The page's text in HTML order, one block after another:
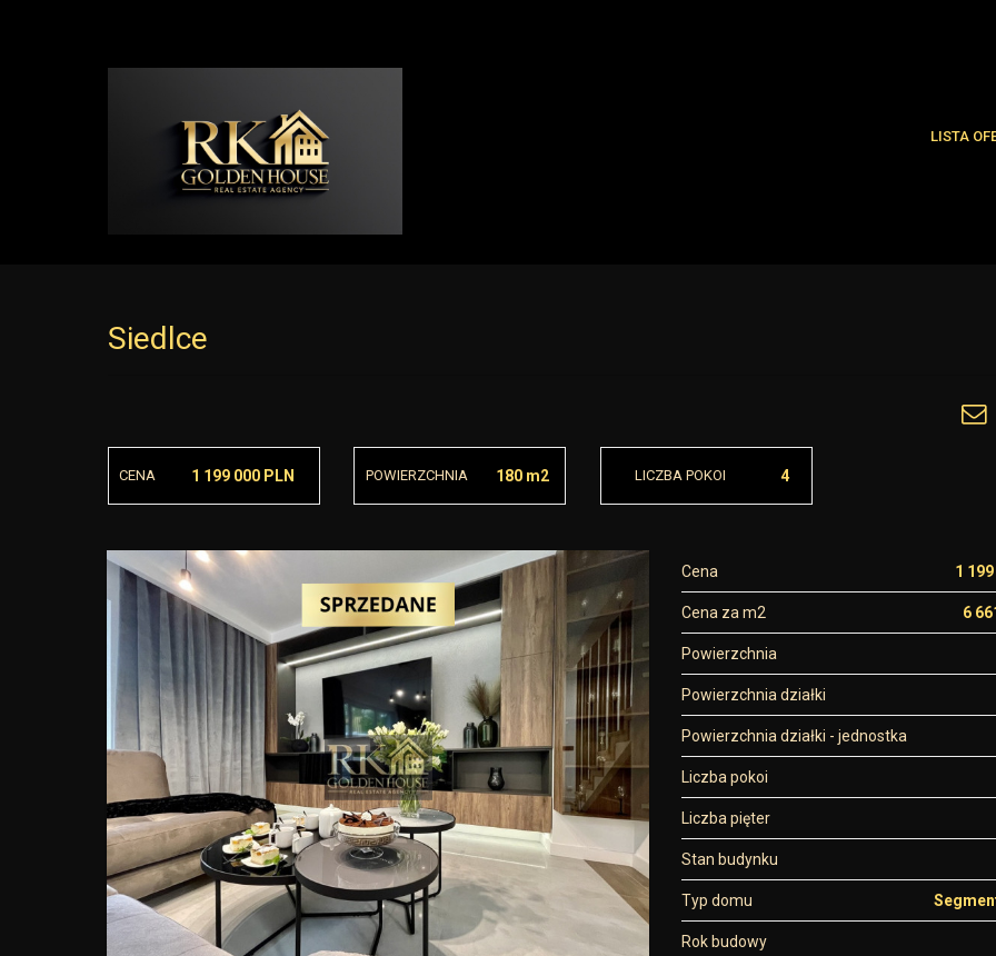
LISTA
Siedlce
CENA 1 199 000 PLN POWIERZCHNIA 180 m2 LICZBA POKOI 4
Cena 1
Cena za m2 6
Powierzchnia
Powierzchnia działki
Powierzchnia działki - jednostka
Liczba pokoi
Liczba pięter
Stan budynku
Typ domu
Rok budowy